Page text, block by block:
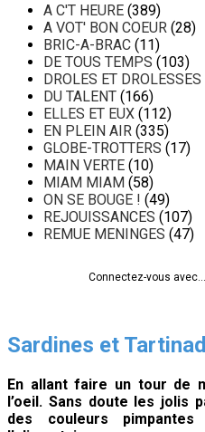
A C'T HEURE (389)
A VOT' BON COEUR (28)
BRIC-A-BRAC (11)
DE TOUS TEMPS (103)
DROLES ET DROLESSES
DU TALENT (166)
ELLES ET EUX (112)
EN PLEIN AIR (335)
GLOBE-TROTTERS (17)
MAIN VERTE (10)
MIAM MIAM (58)
ON SE BOUGE ! (49)
REJOUISSANCES (107)
REMUE MENINGES (47)
Connectez-vous avec...
Sardines et
En allant faire un tour de
l’oeil. Sans doute les jolis
des couleurs